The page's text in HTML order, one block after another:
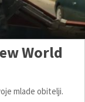
World
mlade obitelji.